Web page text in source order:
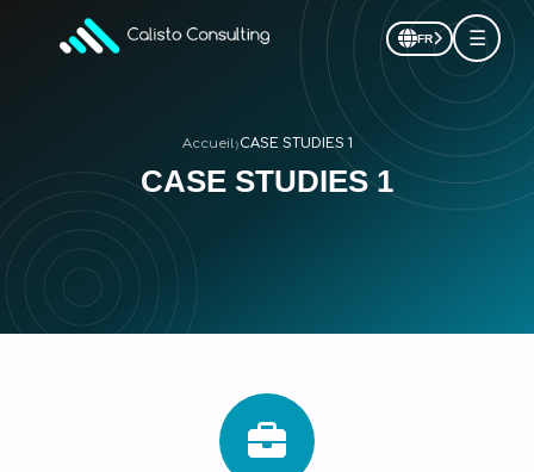
FR ☰
Accueil›CASE STUDIES 1
CASE STUDIES 1